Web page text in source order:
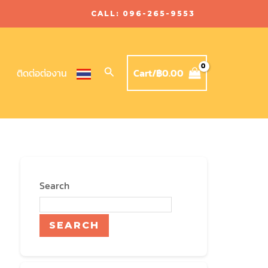
CALL: 096-265-9553
ติดต่อต่องาน SearchCart/฿0.00
Search
SEARCH